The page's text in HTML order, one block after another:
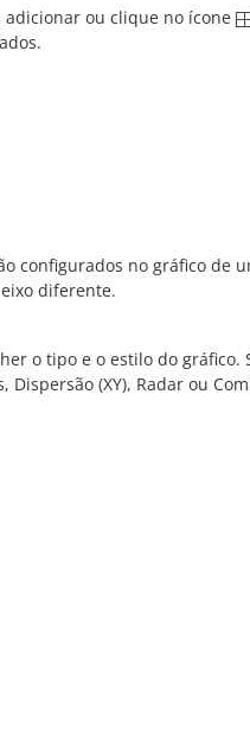
ou clique no ícone
configurados no gráfico de
diferente.
o tipo e o estilo do gráfico.
Dispersão (XY), Radar ou